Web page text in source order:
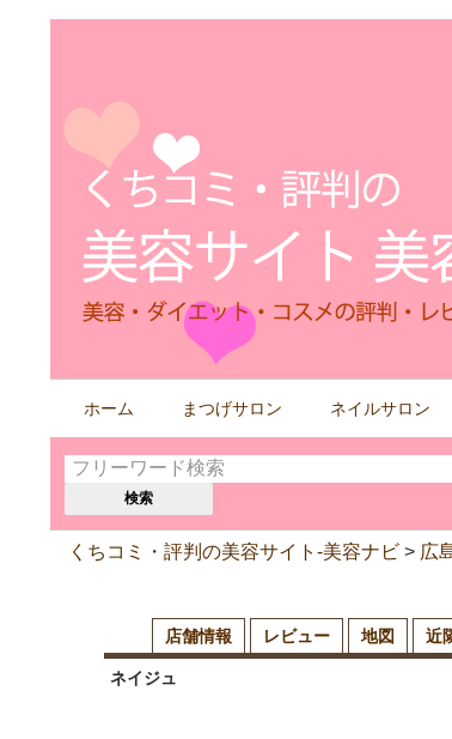
す
る
ホーム まつげサロン ネイルサロン
くちコミ・評判の美容サイト-美容ナビ > 広
店舗情報 レビュー 地図 近
ネイジュ